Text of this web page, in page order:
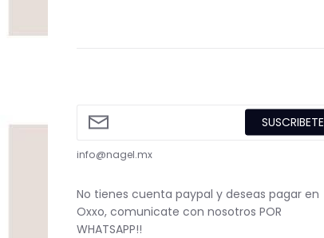
SUSCRIBETE
info@nagel.mx
No tienes cuenta paypal y deseas pagar en
Oxxo, comunicate con nosotros POR
WHATSAPP!!